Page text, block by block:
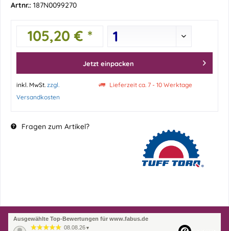
Artnr.: 187N0099270
105,20 € *
Jetzt einpacken
inkl. MwSt. zzgl.
Versandkosten
Lieferzeit ca. 7 - 10 Werktage
Fragen zum Artikel?
Ausgewählte Top-Bewertungen für www.fabus.de
08.08.26 ▼